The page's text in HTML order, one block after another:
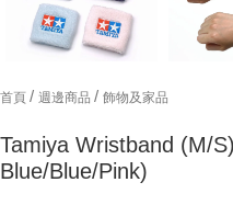
首頁 / 週邊商品 / 飾物及家品
Tamiya Wristband (M/
Blue/Blue/Pink)